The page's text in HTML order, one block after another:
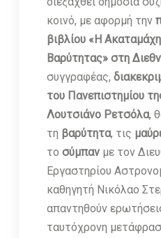
κοινό, με αφορμή την
βιβλίου «Η
Βαρύτητας» στη
συγγραφέας,
του Πανεπιστημίου
Λουτσιάνο Ρετσόλα,
τη βαρύτητα, τις
το σύμπανμε τον
Εργαστηρίου
καθηγητή Νικόλαο
απαντηθούν
ταυτόχρονη